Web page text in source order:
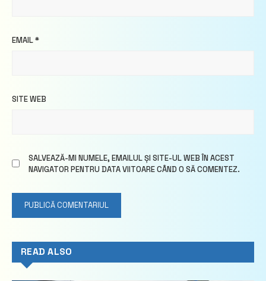
EMAIL*
SITE WEB
SALVEAZĂ-MI NUMELE, EMAILUL ȘI SITE-UL WEB ÎN ACEST
NAVIGATOR PENTRU DATA VIITOARE CÂND O SĂ COMENTEZ.
READ ALSO